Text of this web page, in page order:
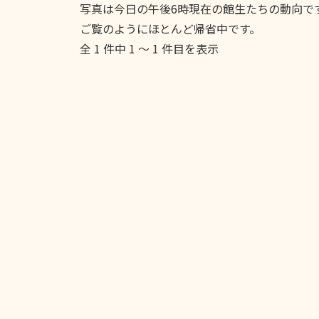
写真は今日の午後6時現在の館生たちの動向で
ご覧のようにほとんど帰省中です。
全 1 件中 1 〜 1 件目を表示